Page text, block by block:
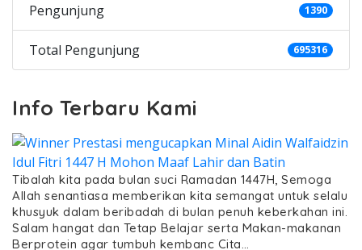
Pengunjung 1390
Total Pengunjung 695316
Info Terbaru Kami
Tibalah kita pada bulan suci Ramadan 1447H, Semoga
Allah senantiasa memberikan kita semangat untuk selalu
khusyuk dalam beribadah di bulan penuh keberkahan ini.
Salam hangat dan Tetap Belajar serta Makan-makanan
Berprotein agar tumbuh kembanc Cita…